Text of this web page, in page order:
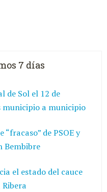
7 días
de Sol el 12 de
municipio a municipio
de PSOE y
Bembibre
el estado del cauce